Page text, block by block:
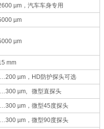
µm，汽车车身专用
µm
µm
mm
µm，HD防护探头可选
µm, 微型直探头
µm，微型45度探头
µm，微型90度探头